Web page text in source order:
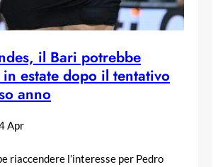
il Bari potrebbe
estate dopo il tentativo
anno
Apr
riaccendere l’interesse per Pedro